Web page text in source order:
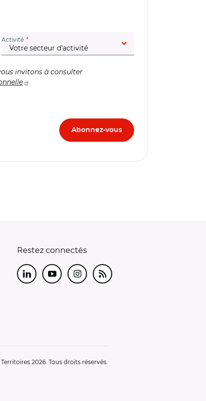
Activité (champ obligatoire)
invitons à consulter
Restez connectés
LinkedInYoutubeInstagram
RSS
2026. Tous droits réservés.